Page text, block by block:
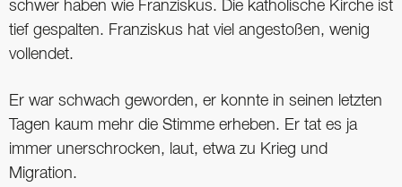
schwer haben wie Franziskus. Die katholische Kirche ist
tief gespalten. Franziskus hat viel angestoßen, wenig
vollendet.
Er war schwach geworden, er konnte in seinen letzten
Tagen kaum mehr die Stimme erheben. Er tat es ja
immer unerschrocken, laut, etwa zu Krieg und
Migration.